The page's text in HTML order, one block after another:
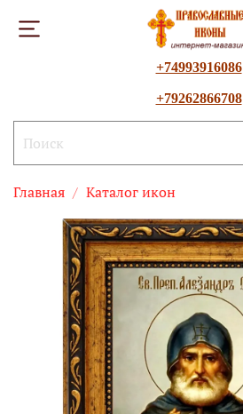
+74993916086
+79262866708
Главная Каталог икон